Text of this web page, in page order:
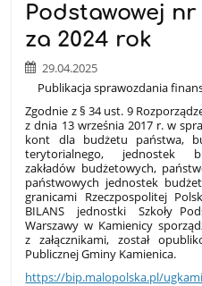
Podstawowej nr
za 2024 rok
29.04.2025
Publikacja sprawozdania
Zgodnie z § 34 ust. 9
z dnia 13 września 2017 r. w
kont dla budżetu państwa,
terytorialnego, jednostek
zakładów budżetowych,
państwowych jednostek
granicami Rzeczpospolitej
BILANS jednostki Szkoły
Warszawy w Kamienicy
z załącznikami, został
Publicznej Gminy Kamienica.
https://bip.malopolska.pl/